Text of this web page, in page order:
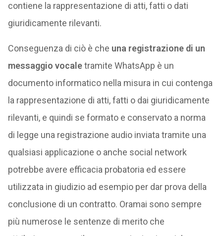
contiene la rappresentazione di atti, fatti o dati
giuridicamente rilevanti.
Conseguenza di ciò è che una registrazione di un
messaggio vocaletramite WhatsApp è un
documento informatico nella misura in cui contenga
la rappresentazione di atti, fatti o dai giuridicamente
rilevanti, e quindi se formato e conservato a norma
di legge una registrazione audio inviata tramite una
qualsiasi applicazione o anche social network
potrebbe avere efficacia probatoria ed essere
utilizzata in giudizio ad esempio per dar prova della
conclusione di un contratto. Oramai sono sempre
più numerose le sentenze di merito che